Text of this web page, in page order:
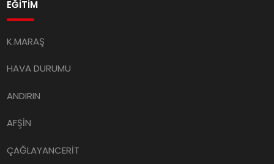
EĞİTİM
K.MARAŞ
HAVA DURUMU
ANDIRIN
AFŞİN
ÇAĞLAYANCERİT